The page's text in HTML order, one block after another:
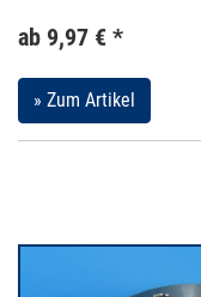
ab 9,97 € *
» Zum Artikel